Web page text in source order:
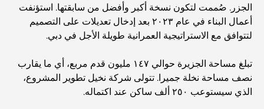
Best Hotels in Business Bay, Dubai: Your Ultimate
Guide
المدارس القريبة من نخلة جميرا: دليل شامل للعائلات
الجزر. صُممت لتكون نسخة أكبر وأفضل من سابقتها. استؤنفت
أعمال البناء في عام ٢٠٢٣ بعد إدخال تعديلات على التصميم
لتتوافق مع الاستراتيجية العمرانية طويلة الأجل في دبي.
تبلغ مساحة الجزيرة حوالي ١٤٧ مليون قدم مربع، أي ما يقارب
نصف مساحة نخلة جميرا. تتولى شركة نخيل تطوير المشروع،
الذي سيستوعب ٢٥٠ ألف ساكن عند اكتماله.